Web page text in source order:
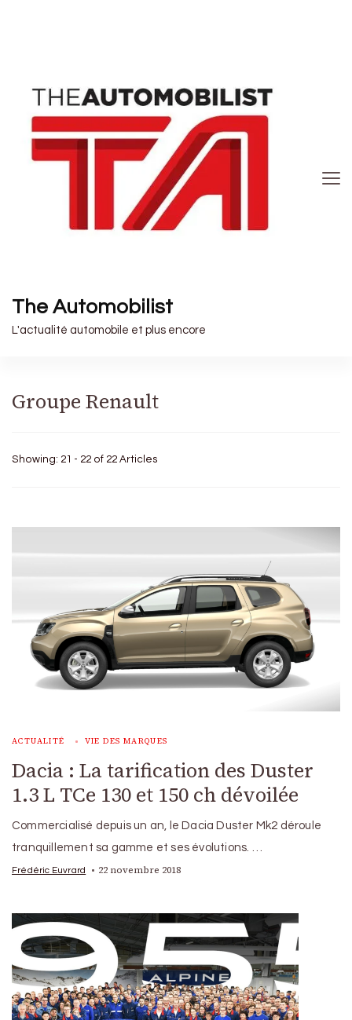
The Automobilist
L'actualité automobile et plus encore
Groupe Renault
Showing: 21 - 22 of 22 Articles
ACTUALITÉ VIE DES MARQUES
Dacia : La tarification des Duster
1.3 L TCe 130 et 150 ch dévoilée
Commercialisé depuis un an, le Dacia Duster Mk2 déroule
tranquillement sa gamme et ses évolutions. …
Frédéric Euvrard 22 novembre 2018